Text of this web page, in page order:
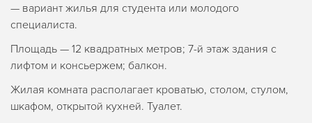
— вариант жилья для студента или молодого
специалиста.
Площадь — 12 квадратных метров; 7-й этаж здания с
лифтом и консьержем; балкон.
Жилая комната располагает кроватью, столом, стулом,
шкафом, открытой кухней. Туалет.